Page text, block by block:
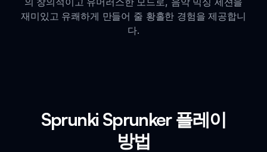
재미있고 유쾌하게 만들어 줄 황홀한 경험을 제공합니
다.
Sprunki Sprunker 플레이
방법